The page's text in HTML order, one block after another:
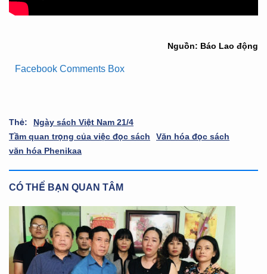
Nguồn: Báo Lao động
Facebook Comments Box
Thẻ:
Ngày sách Việt Nam 21/4
Tầm quan trọng của việc đọc sách
Văn hóa đọc sách
văn hóa Phenikaa
CÓ THỂ BẠN QUAN TÂM